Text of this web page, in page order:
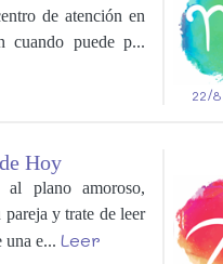
de atención en
cuando puede p...
22/
Hoy
plano amoroso,
pareja y trate de leer
una e... Leer